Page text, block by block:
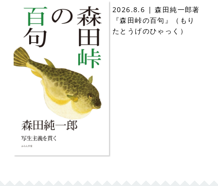
2026.8.6 | 森田純一郎著
『森田峠の百句』（もり
たとうげのひゃっく）